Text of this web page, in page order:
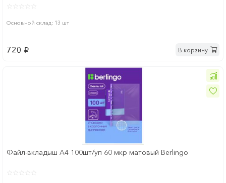
Основной склад: 13 шт
720 p В корзину
Файл-вкладыш А4 100шт/уп 60 мкр матовый Berlingo